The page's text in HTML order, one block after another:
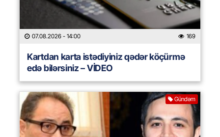
07.08.2026 - 14:00 169
Kartdan karta istədiyiniz qədər köçürmə
edə bilərsiniz – VİDEO
Gündəm